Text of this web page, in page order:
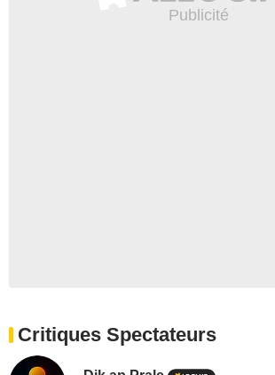
Critiques Spectateurs